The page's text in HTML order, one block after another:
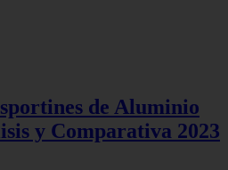
de Aluminio
y Comparativa 2023